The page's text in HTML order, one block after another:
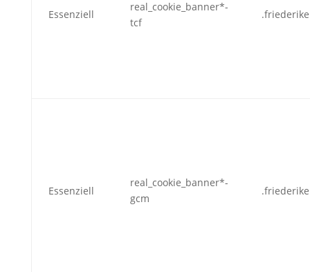
Essenziell
real_cookie_banner*-
tcf
Essenziell
real_cookie_banner*-
gcm